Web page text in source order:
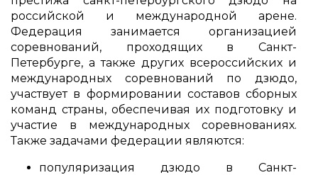
российской и международной арене.
Федерация занимается организацией
соревнований, проходящих в Санкт-
Петербурге, а также других всероссийских и
международных соревнований по дзюдо,
участвует в формировании составов сборных
команд страны, обеспечивая их подготовку и
участие в международных соревнованиях.
Также задачами федерации являются:
популяризация дзюдо в Санкт-